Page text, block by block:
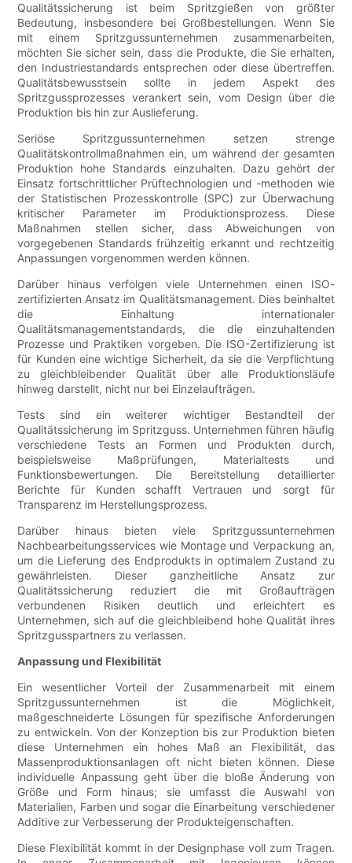
Qualitätssicherung ist beim Spritzgießen von größter
Bedeutung, insbesondere bei Großbestellungen. Wenn Sie
mit einem Spritzgussunternehmen zusammenarbeiten,
möchten Sie sicher sein, dass die Produkte, die Sie erhalten,
den Industriestandards entsprechen oder diese übertreffen.
Qualitätsbewusstsein sollte in jedem Aspekt des
Spritzgussprozesses verankert sein, vom Design über die
Produktion bis hin zur Auslieferung.
Seriöse Spritzgussunternehmen setzen strenge
Qualitätskontrollmaßnahmen ein, um während der gesamten
Produktion hohe Standards einzuhalten. Dazu gehört der
Einsatz fortschrittlicher Prüftechnologien und -methoden wie
der Statistischen Prozesskontrolle (SPC) zur Überwachung
kritischer Parameter im Produktionsprozess. Diese
Maßnahmen stellen sicher, dass Abweichungen von
vorgegebenen Standards frühzeitig erkannt und rechtzeitig
Anpassungen vorgenommen werden können.
Darüber hinaus verfolgen viele Unternehmen einen ISO-
zertifizierten Ansatz im Qualitätsmanagement. Dies beinhaltet
die Einhaltung internationaler
Qualitätsmanagementstandards, die die einzuhaltenden
Prozesse und Praktiken vorgeben. Die ISO-Zertifizierung ist
für Kunden eine wichtige Sicherheit, da sie die Verpflichtung
zu gleichbleibender Qualität über alle Produktionsläufe
hinweg darstellt, nicht nur bei Einzelaufträgen.
Tests sind ein weiterer wichtiger Bestandteil der
Qualitätssicherung im Spritzguss. Unternehmen führen häufig
verschiedene Tests an Formen und Produkten durch,
beispielsweise Maßprüfungen, Materialtests und
Funktionsbewertungen. Die Bereitstellung detaillierter
Berichte für Kunden schafft Vertrauen und sorgt für
Transparenz im Herstellungsprozess.
Darüber hinaus bieten viele Spritzgussunternehmen
Nachbearbeitungsservices wie Montage und Verpackung an,
um die Lieferung des Endprodukts in optimalem Zustand zu
gewährleisten. Dieser ganzheitliche Ansatz zur
Qualitätssicherung reduziert die mit Großaufträgen
verbundenen Risiken deutlich und erleichtert es
Unternehmen, sich auf die gleichbleibend hohe Qualität ihres
Spritzgusspartners zu verlassen.
Anpassung und Flexibilität
Ein wesentlicher Vorteil der Zusammenarbeit mit einem
Spritzgussunternehmen ist die Möglichkeit,
maßgeschneiderte Lösungen für spezifische Anforderungen
zu entwickeln. Von der Konzeption bis zur Produktion bieten
diese Unternehmen ein hohes Maß an Flexibilität, das
Massenproduktionsanlagen oft nicht bieten können. Diese
individuelle Anpassung geht über die bloße Änderung von
Größe und Form hinaus; sie umfasst die Auswahl von
Materialien, Farben und sogar die Einarbeitung verschiedener
Additive zur Verbesserung der Produkteigenschaften.
Diese Flexibilität kommt in der Designphase voll zum Tragen.